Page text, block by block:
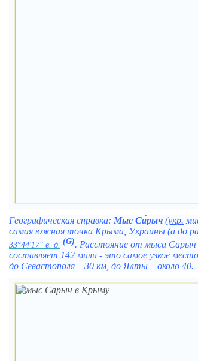
Географическая справка: Мыс Са́рыч (укр.
самая южная точка Крыма, Украины (а до
33°44′17″ в. д. (G). Расстояние от мыса Сарыч
составляет 142 мили - это самое узкое
до Севастополя – 30 км, до Ялты – около 40.